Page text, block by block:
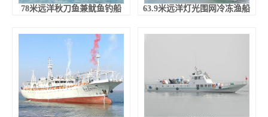
78米远洋秋刀鱼兼鱿鱼钓船 63.9米远洋灯光围网冷冻渔船